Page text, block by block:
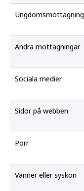
Ungdomsmottagning
Andra mottagningar
Sociala medier
Sidor på webben
Porr
Vänner eller syskon